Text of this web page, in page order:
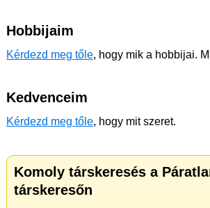
Hobbijaim
Kérdezd meg tőle, hogy mik a hobbijai.
Kedvenceim
Kérdezd meg tőle, hogy mit szeret.
Komoly társkeresés a
társkeresőn